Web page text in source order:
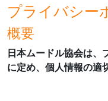
プライバシー
概要
日本ムードル協会は、
に定め、個人情報の適